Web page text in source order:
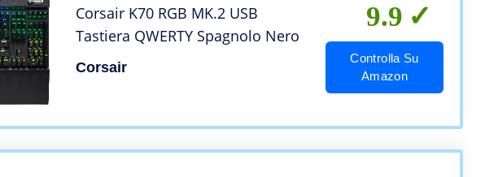
Corsair K70 RGB MK.2 USB
Tastiera QWERTY Spagnolo Nero
Corsair
9.9
Controlla Su
Amazon